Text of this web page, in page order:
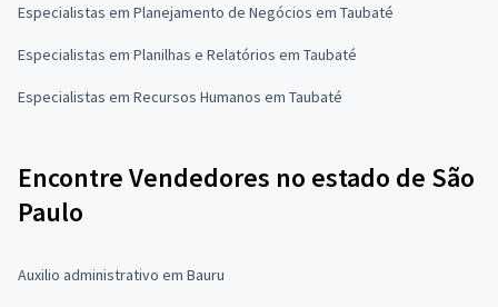
Especialistas em Planejamento de Negócios em Taubaté
Especialistas em Planilhas e Relatórios em Taubaté
Especialistas em Recursos Humanos em Taubaté
Encontre Vendedores no estado de São
Paulo
Auxilio administrativo em Bauru